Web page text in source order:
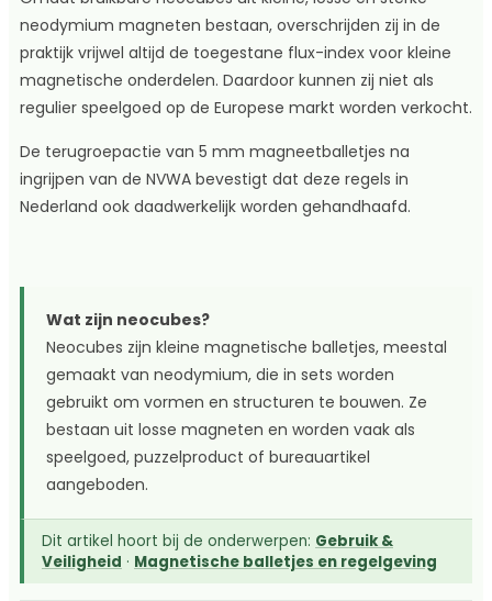
neodymium magneten bestaan, overschrijden zij in de
praktijk vrijwel altijd de toegestane flux-index voor kleine
magnetische onderdelen. Daardoor kunnen zij niet als
regulier speelgoed op de Europese markt worden verkocht.
De terugroepactie van 5 mm magneetballetjes na
ingrijpen van de NVWA bevestigt dat deze regels in
Nederland ook daadwerkelijk worden gehandhaafd.
Wat zijn neocubes?
Neocubes zijn kleine magnetische balletjes, meestal
gemaakt van neodymium, die in sets worden
gebruikt om vormen en structuren te bouwen. Ze
bestaan uit losse magneten en worden vaak als
speelgoed, puzzelproduct of bureauartikel
aangeboden.
Dit artikel hoort bij de onderwerpen: Gebruik &
Veiligheid · Magnetische balletjes en regelgeving